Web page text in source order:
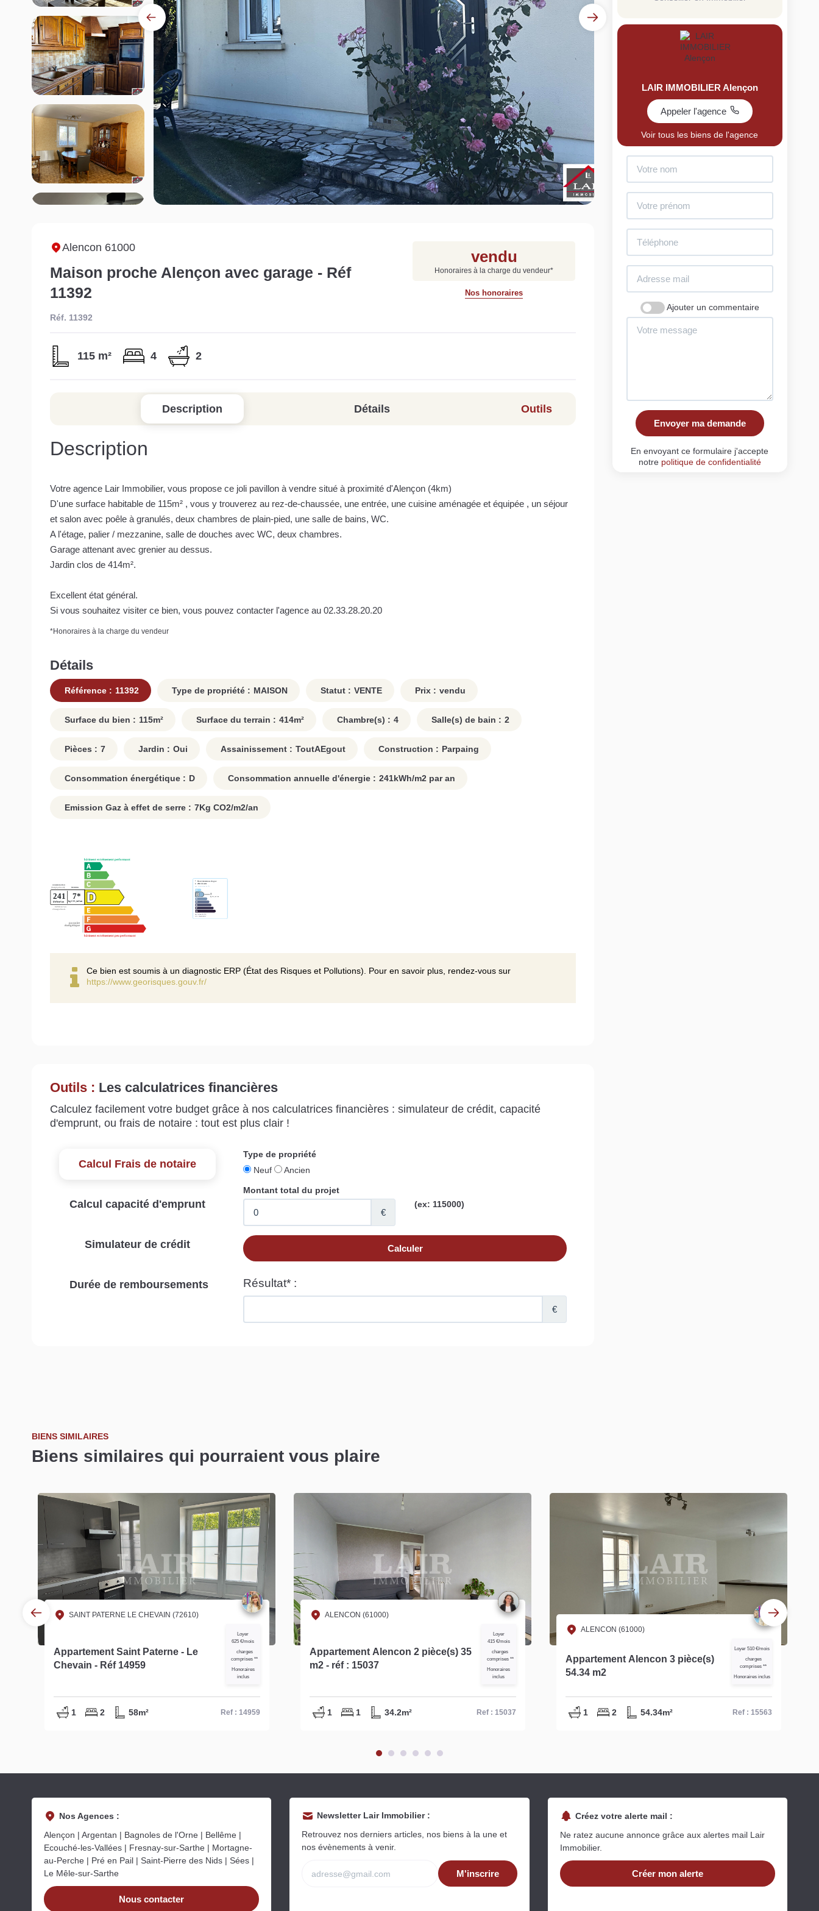
Gratuit
Estimez votre bien en ligne.
Rapide et gratuit, recevez votre estimation en
quelques clics.
Estimer mon bien maintenant
Alencon 61000
Maison proche Alençon avec garage - Réf
11392
Réf. 11392
vendu
Honoraires à la charge du vendeur*
Nos honoraires
115 m² 4 2
Description Détails Outils
Description
Votre agence Lair Immobilier, vous propose ce joli pavillon à vendre situé à proximité d'Alençon (4km)
D'une surface habitable de 115m² , vous y trouverez au rez-de-chaussée, une entrée, une cuisine aménagée et équipée , un séjour
et salon avec poêle à granulés, deux chambres de plain-pied, une salle de bains, WC.
A l'étage, palier / mezzanine, salle de douches avec WC, deux chambres.
Garage attenant avec grenier au dessus.
Jardin clos de 414m².
Excellent état général.
Si vous souhaitez visiter ce bien, vous pouvez contacter l'agence au 02.33.28.20.20
*Honoraires à la charge du vendeur
Détails
Référence : 11392 Type de propriété : MAISON Statut : VENTE Prix : vendu
Surface du bien : 115m² Surface du terrain : 414m² Chambre(s) : 4 Salle(s) de bain : 2
Pièces : 7 Jardin : Oui Assainissement : ToutAEgout Construction : Parpaing
Consommation énergétique : D Consommation annuelle d'énergie : 241kWh/m2 par an
Emission Gaz à effet de serre : 7Kg CO2/m2/an
Ce bien est soumis à un diagnostic ERP (État des Risques et Pollutions). Pour en savoir plus, rendez-vous sur
https://www.georisques.gouv.fr/
Outils : Les calculatrices financières
Calculez facilement votre budget grâce à nos calculatrices financières : simulateur de crédit, capacité
d'emprunt, ou frais de notaire : tout est plus clair !
Calcul Frais de notaire
Calcul capacité d'emprunt
Simulateur de crédit
Durée de remboursements
LAIR IMMOBILIER Alençon
Appeler l'agence
Voir tous les biens de l'agence
Ajouter un commentaire
Envoyer ma demande
En envoyant ce formulaire j'accepte
notre politique de confidentialité
BIENS SIMILAIRES
Biens similaires qui pourraient vous plaire
SAINT PATERNE LE CHEVAIN (72610)
Appartement Saint Paterne - Le
Chevain - Réf 14959
Loyer
625 €/mois
charges
comprises **
Honoraires
inclus
1 2 58m² Ref : 14959
ALENCON (61000)
Appartement Alencon 2 pièce(s) 35
m2 - réf : 15037
Loyer
415 €/mois
charges
comprises **
Honoraires
inclus
1 1 34.2m² Ref : 15037
ALENCON (61000)
Appartement Alencon 3 pièce(s)
54.34 m2
Loyer 510 €/mois
charges
comprises **
Honoraires inclus
1 2 54.34m² Ref : 15563
Nos Agences :
Alençon | Argentan | Bagnoles de l'Orne | Bellême |
Ecouché-les-Vallées | Fresnay-sur-Sarthe | Mortagne-
au-Perche | Pré en Pail | Saint-Pierre des Nids | Sées |
Le Mêle-sur-Sarthe
Nous contacter
Newsletter Lair Immobilier :
Retrouvez nos derniers articles, nos biens à la une et
nos évènements à venir.
M'inscrire
Créez votre alerte mail :
Ne ratez aucune annonce grâce aux alertes mail Lair
Immobilier.
Créer mon alerte